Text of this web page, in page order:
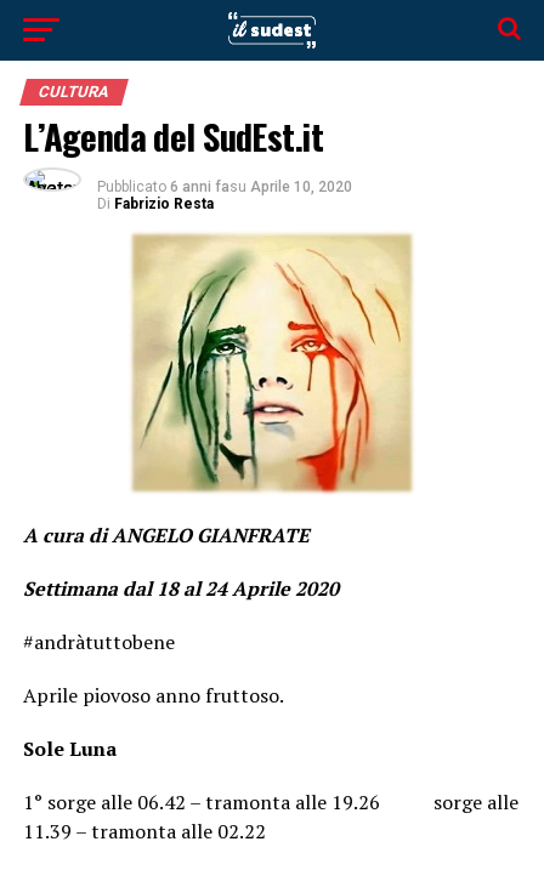
CULTURA
L’Agenda del SudEst.it
Pubblicato 6 anni fasu Aprile 10, 2020
Di Fabrizio Resta
A cura di ANGELO GIANFRATE
Settimana dal 18 al 24 Aprile 2020
#andràtuttobene
Aprile piovoso anno fruttoso.
SoleLuna
1° sorge alle 06.42 – tramonta alle 19.26 sorge alle
11.39 – tramonta alle 02.22